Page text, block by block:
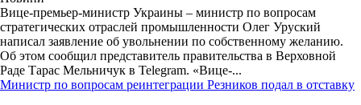
Вице-премьер-министр Украины – министр по вопросам
стратегических отраслей промышленности Олег Уруский
написал заявление об увольнении по собственному желанию.
Об этом сообщил представитель правительства в Верховной
Раде Тарас Мельничук в Telegram. «Вице-...
Министр по вопросам реинтеграции Резников подал в отставку